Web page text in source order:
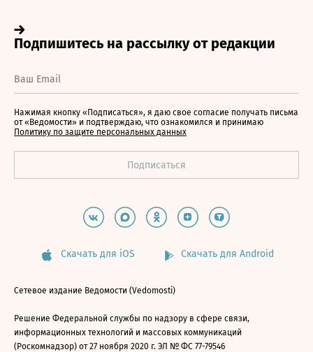
Нажимая кнопку «Подписаться», я даю свое согласие получать письма
от «Ведомости» и подтверждаю, что ознакомился и принимаю
Политику по защите персональных данных
Скачать для iOS Скачать для Android
Сетевое издание Ведомости (Vedomosti)
Решение Федеральной службы по надзору в сфере связи,
информационных технологий и массовых коммуникаций
(Роскомнадзор) от 27 ноября 2020 г. ЭЛ № ФС 77-79546